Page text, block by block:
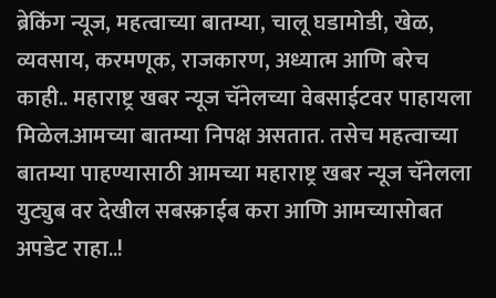
ब्रेकिंग न्यूज, महत्वाच्या बातम्या, चालू घडामोडी, खेळ,
व्यवसाय, करमणूक, राजकारण, अध्यात्म आणि बरेच
काही.. महाराष्ट्र खबर न्यूज चॅनेलच्या वेबसाईटवर पाहायला
मिळेल.आमच्या बातम्या निपक्ष असतात. तसेच महत्वाच्या
बातम्या पाहण्यासाठी आमच्या महाराष्ट्र खबर न्यूज चॅनेलला
युट्युब वर देखील सबस्क्राईब करा आणि आमच्यासोबत
अपडेट राहा..!